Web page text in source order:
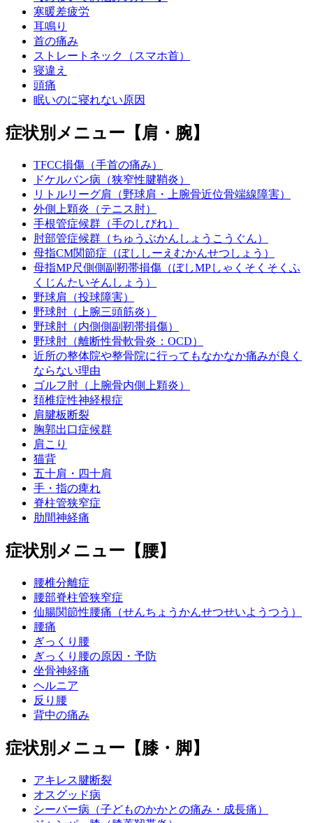
寒暖差疲労
耳鳴り
首の痛み
ストレートネック（スマホ首）
寝違え
頭痛
眠いのに寝れない原因
症状別メニュー【肩・腕】
TFCC損傷（手首の痛み）
ドケルバン病（狭窄性腱鞘炎）
リトルリーグ肩（野球肩・上腕骨近位骨端線障害）
外側上顆炎（テニス肘）
手根管症候群（手のしびれ）
肘部管症候群（ちゅうぶかんしょうこうぐん）
母指CM関節症（ぼししーえむかんせつしょう）
母指MP尺側側副靭帯損傷（ぼしMPしゃくそくそくふ
くじんたいそんしょう）
野球肩（投球障害）
野球肘（上腕三頭筋炎）
野球肘（内側側副靭帯損傷）
野球肘（離断性骨軟骨炎：OCD）
近所の整体院や整骨院に行ってもなかなか痛みが良く
ならない理由
ゴルフ肘（上腕骨内側上顆炎）
頚椎症性神経根症
肩腱板断裂
胸郭出口症候群
肩こり
猫背
五十肩・四十肩
手・指の痺れ
脊柱管狭窄症
肋間神経痛
症状別メニュー【腰】
腰椎分離症
腰部脊柱管狭窄症
仙腸関節性腰痛（せんちょうかんせつせいようつう）
腰痛
ぎっくり腰
ぎっくり腰の原因・予防
坐骨神経痛
ヘルニア
反り腰
背中の痛み
症状別メニュー【膝・脚】
アキレス腱断裂
オスグッド病
シーバー病（子どものかかとの痛み・成長痛）